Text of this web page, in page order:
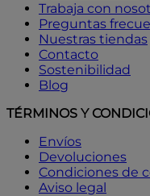
Trabaja con
Preguntas
Nuestras tiendas
Contacto
Sostenibilidad
Blog
TÉRMINOS Y
Envíos
Devoluciones
Condiciones de
Aviso legal